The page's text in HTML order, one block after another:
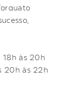
18h às 20h
20h às 22h